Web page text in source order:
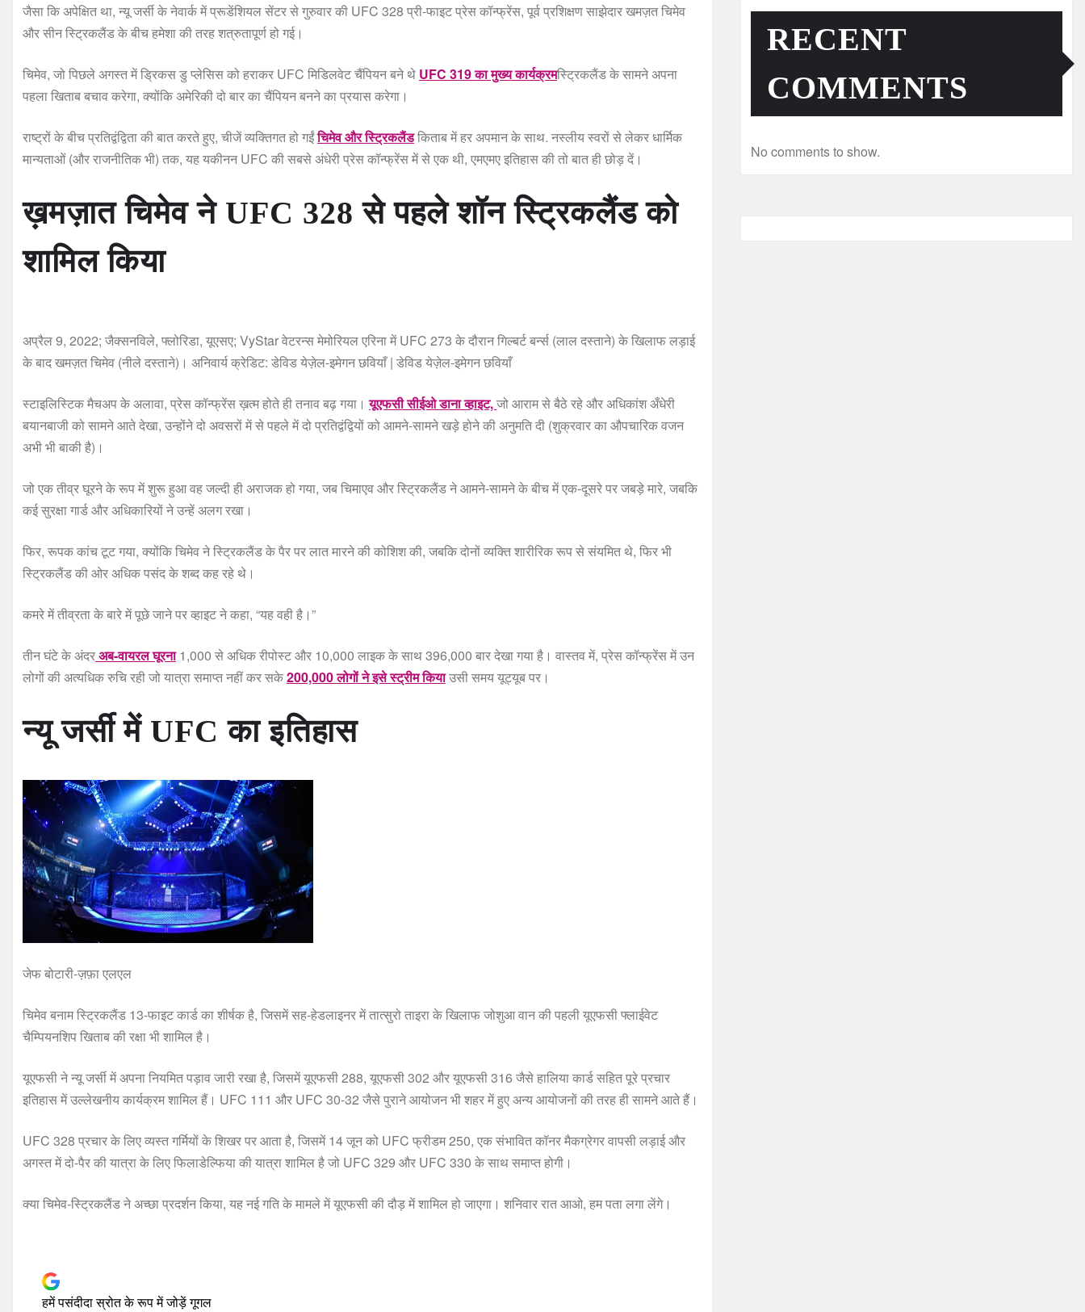
जैसा कि अपेक्षित था, न्यू जर्सी के नेवार्क में प्रूडेंशियल सेंटर से गुरुवार की UFC 328 प्री-फाइट प्रेस कॉन्फ्रेंस, पूर्व प्रशिक्षण साझेदार खमज़त चिमेव
और सीन स्ट्रिकलैंड के बीच हमेशा की तरह शत्रुतापूर्ण हो गई।
चिमेव, जो पिछले अगस्त में ड्रिकस डु प्लेसिस को हराकर UFC मिडिलवेट चैंपियन बने थे UFC 319 का मुख्य कार्यक्रमस्ट्रिकलैंड के सामने अपना
पहला खिताब बचाव करेगा, क्योंकि अमेरिकी दो बार का चैंपियन बनने का प्रयास करेगा।
राष्ट्रों के बीच प्रतिद्वंद्विता की बात करते हुए, चीजें व्यक्तिगत हो गईंचिमेव और स्ट्रिकलैंडकिताब में हर अपमान के साथ. नस्लीय स्वरों से लेकर धार्मिक
मान्यताओं (और राजनीतिक भी) तक, यह यकीनन UFC की सबसे अंधेरी प्रेस कॉन्फ्रेंस में से एक थी, एमएमए इतिहास की तो बात ही छोड़ दें।
ख़मज़ात चिमेव ने UFC 328 से पहले शॉन स्ट्रिकलैंड को
शामिल किया
अप्रैल 9, 2022; जैक्सनविले, फ्लोरिडा, यूएसए; VyStar वेटरन्स मेमोरियल एरिना में UFC 273 के दौरान गिल्बर्ट बर्न्स (लाल दस्ताने) के खिलाफ लड़ाई
के बाद खमज़त चिमेव (नीले दस्ताने)। अनिवार्य क्रेडिट: डेविड येज़ेल-इमेगन छवियाँ | डेविड येज़ेल-इमेगन छवियाँ
स्टाइलिस्टिक मैचअप के अलावा, प्रेस कॉन्फ्रेंस ख़त्म होते ही तनाव बढ़ गया।यूएफसी सीईओ डाना व्हाइट,जो आराम से बैठे रहे और अधिकांश अँधेरी
बयानबाजी को सामने आते देखा, उन्होंने दो अवसरों में से पहले में दो प्रतिद्वंद्वियों को आमने-सामने खड़े होने की अनुमति दी (शुक्रवार का औपचारिक वजन
अभी भी बाकी है)।
जो एक तीव्र घूरने के रूप में शुरू हुआ वह जल्दी ही अराजक हो गया, जब चिमाएव और स्ट्रिकलैंड ने आमने-सामने के बीच में एक-दूसरे पर जबड़े मारे, जबकि
कई सुरक्षा गार्ड और अधिकारियों ने उन्हें अलग रखा।
फिर, रूपक कांच टूट गया, क्योंकि चिमेव ने स्ट्रिकलैंड के पैर पर लात मारने की कोशिश की, जबकि दोनों व्यक्ति शारीरिक रूप से संयमित थे, फिर भी
स्ट्रिकलैंड की ओर अधिक पसंद के शब्द कह रहे थे।
कमरे में तीव्रता के बारे में पूछे जाने पर व्हाइट ने कहा, “यह वही है।”
तीन घंटे के अंदरअब-वायरल घूरना1,000 से अधिक रीपोस्ट और 10,000 लाइक के साथ 396,000 बार देखा गया है। वास्तव में, प्रेस कॉन्फ्रेंस में उन
लोगों की अत्यधिक रुचि रही जो यात्रा समाप्त नहीं कर सके200,000 लोगों ने इसे स्ट्रीम कियाउसी समय यूट्यूब पर।
न्यू जर्सी में UFC का इतिहास
जेफ बोटारी-ज़फ़ा एलएल
चिमेव बनाम स्ट्रिकलैंड 13-फाइट कार्ड का शीर्षक है, जिसमें सह-हेडलाइनर में तात्सुरो ताइरा के खिलाफ जोशुआ वान की पहली यूएफसी फ्लाईवेट
चैम्पियनशिप खिताब की रक्षा भी शामिल है।
यूएफसी ने न्यू जर्सी में अपना नियमित पड़ाव जारी रखा है, जिसमें यूएफसी 288, यूएफसी 302 और यूएफसी 316 जैसे हालिया कार्ड सहित पूरे प्रचार
इतिहास में उल्लेखनीय कार्यक्रम शामिल हैं। UFC 111 और UFC 30-32 जैसे पुराने आयोजन भी शहर में हुए अन्य आयोजनों की तरह ही सामने आते हैं।
UFC 328 प्रचार के लिए व्यस्त गर्मियों के शिखर पर आता है, जिसमें 14 जून को UFC फ्रीडम 250, एक संभावित कॉनर मैकग्रेगर वापसी लड़ाई और
अगस्त में दो-पैर की यात्रा के लिए फिलाडेल्फिया की यात्रा शामिल है जो UFC 329 और UFC 330 के साथ समाप्त होगी।
क्या चिमेव-स्ट्रिकलैंड ने अच्छा प्रदर्शन किया, यह नई गति के मामले में यूएफसी की दौड़ में शामिल हो जाएगा। शनिवार रात आओ, हम पता लगा लेंगे।
हमें पसंदीदा स्रोत के रूप में जोड़ेंगूगल
RECENT
COMMENTS
No comments to show.